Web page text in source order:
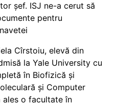
șef. ISJ ne-a cerut să
pentru
Cîrstoiu, elevă din
la Yale University cu
în Biofizică și
și Computer
ales o facultate în